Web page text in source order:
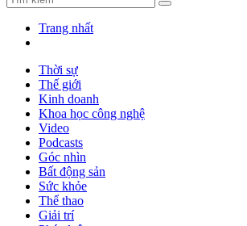
Trang nhất
Thời sự
Thế giới
Kinh doanh
Khoa học công nghệ
Video
Podcasts
Góc nhìn
Bất động sản
Sức khỏe
Thể thao
Giải trí